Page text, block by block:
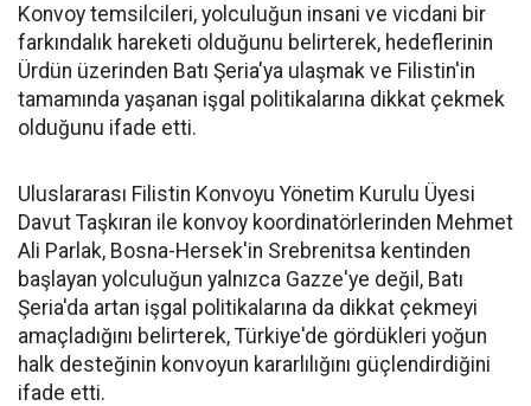
Konvoy temsilcileri, yolculuğun insani ve vicdani bir
farkındalık hareketi olduğunu belirterek, hedeflerinin
Ürdün üzerinden Batı Şeria'ya ulaşmak ve Filistin'in
tamamında yaşanan işgal politikalarına dikkat çekmek
olduğunu ifade etti.
Uluslararası Filistin Konvoyu Yönetim Kurulu Üyesi
Davut Taşkıran ile konvoy koordinatörlerinden Mehmet
Ali Parlak, Bosna-Hersek'in Srebrenitsa kentinden
başlayan yolculuğun yalnızca Gazze'ye değil, Batı
Şeria'da artan işgal politikalarına da dikkat çekmeyi
amaçladığını belirterek, Türkiye'de gördükleri yoğun
halk desteğinin konvoyun kararlılığını güçlendirdiğini
ifade etti.